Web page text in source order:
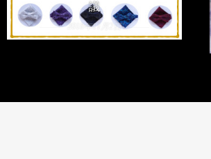
議
2018年11月2日